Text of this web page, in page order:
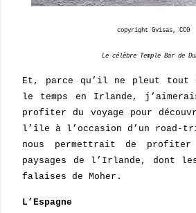
copyright Gvisas, CC0
Le célèbre Temple Bar de
Et, parce qu’il ne pleut tout
le temps en Irlande,
profiter du voyage pour
l’île à l’occasion d’un road-
nous permettrait de profiter
paysages de l’Irlande, dont
falaises de Moher.
L’Espagne